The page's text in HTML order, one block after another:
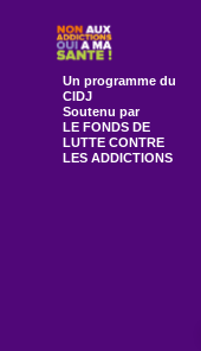
Un programme du
CIDJ
Soutenu par
LE FONDS DE
LUTTE CONTRE
LES ADDICTIONS